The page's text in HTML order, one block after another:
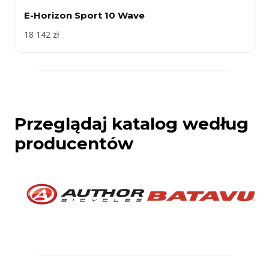
E-Horizon Sport 10 Wave
18 142 zł
Przeglądaj katalog według
producentów